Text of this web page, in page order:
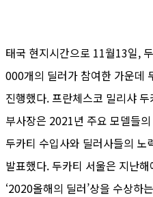
태국 현지시간으로 11월13일,
000개의 딜러가 참여한 가운데
진행했다. 프란체스코 밀리샤
부사장은 2021년 주요 모델들
두카티 수입사와 딜러사들의 노
발표했다. 두카티 서울은 지난
‘2020올해의 딜러’상을 수상하